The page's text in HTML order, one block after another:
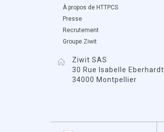
À propos de HTTPCS
Presse
Recrutement
Groupe Ziwit
Ziwit SAS
30 Rue Isabelle Eberhardt
34000 Montpellier